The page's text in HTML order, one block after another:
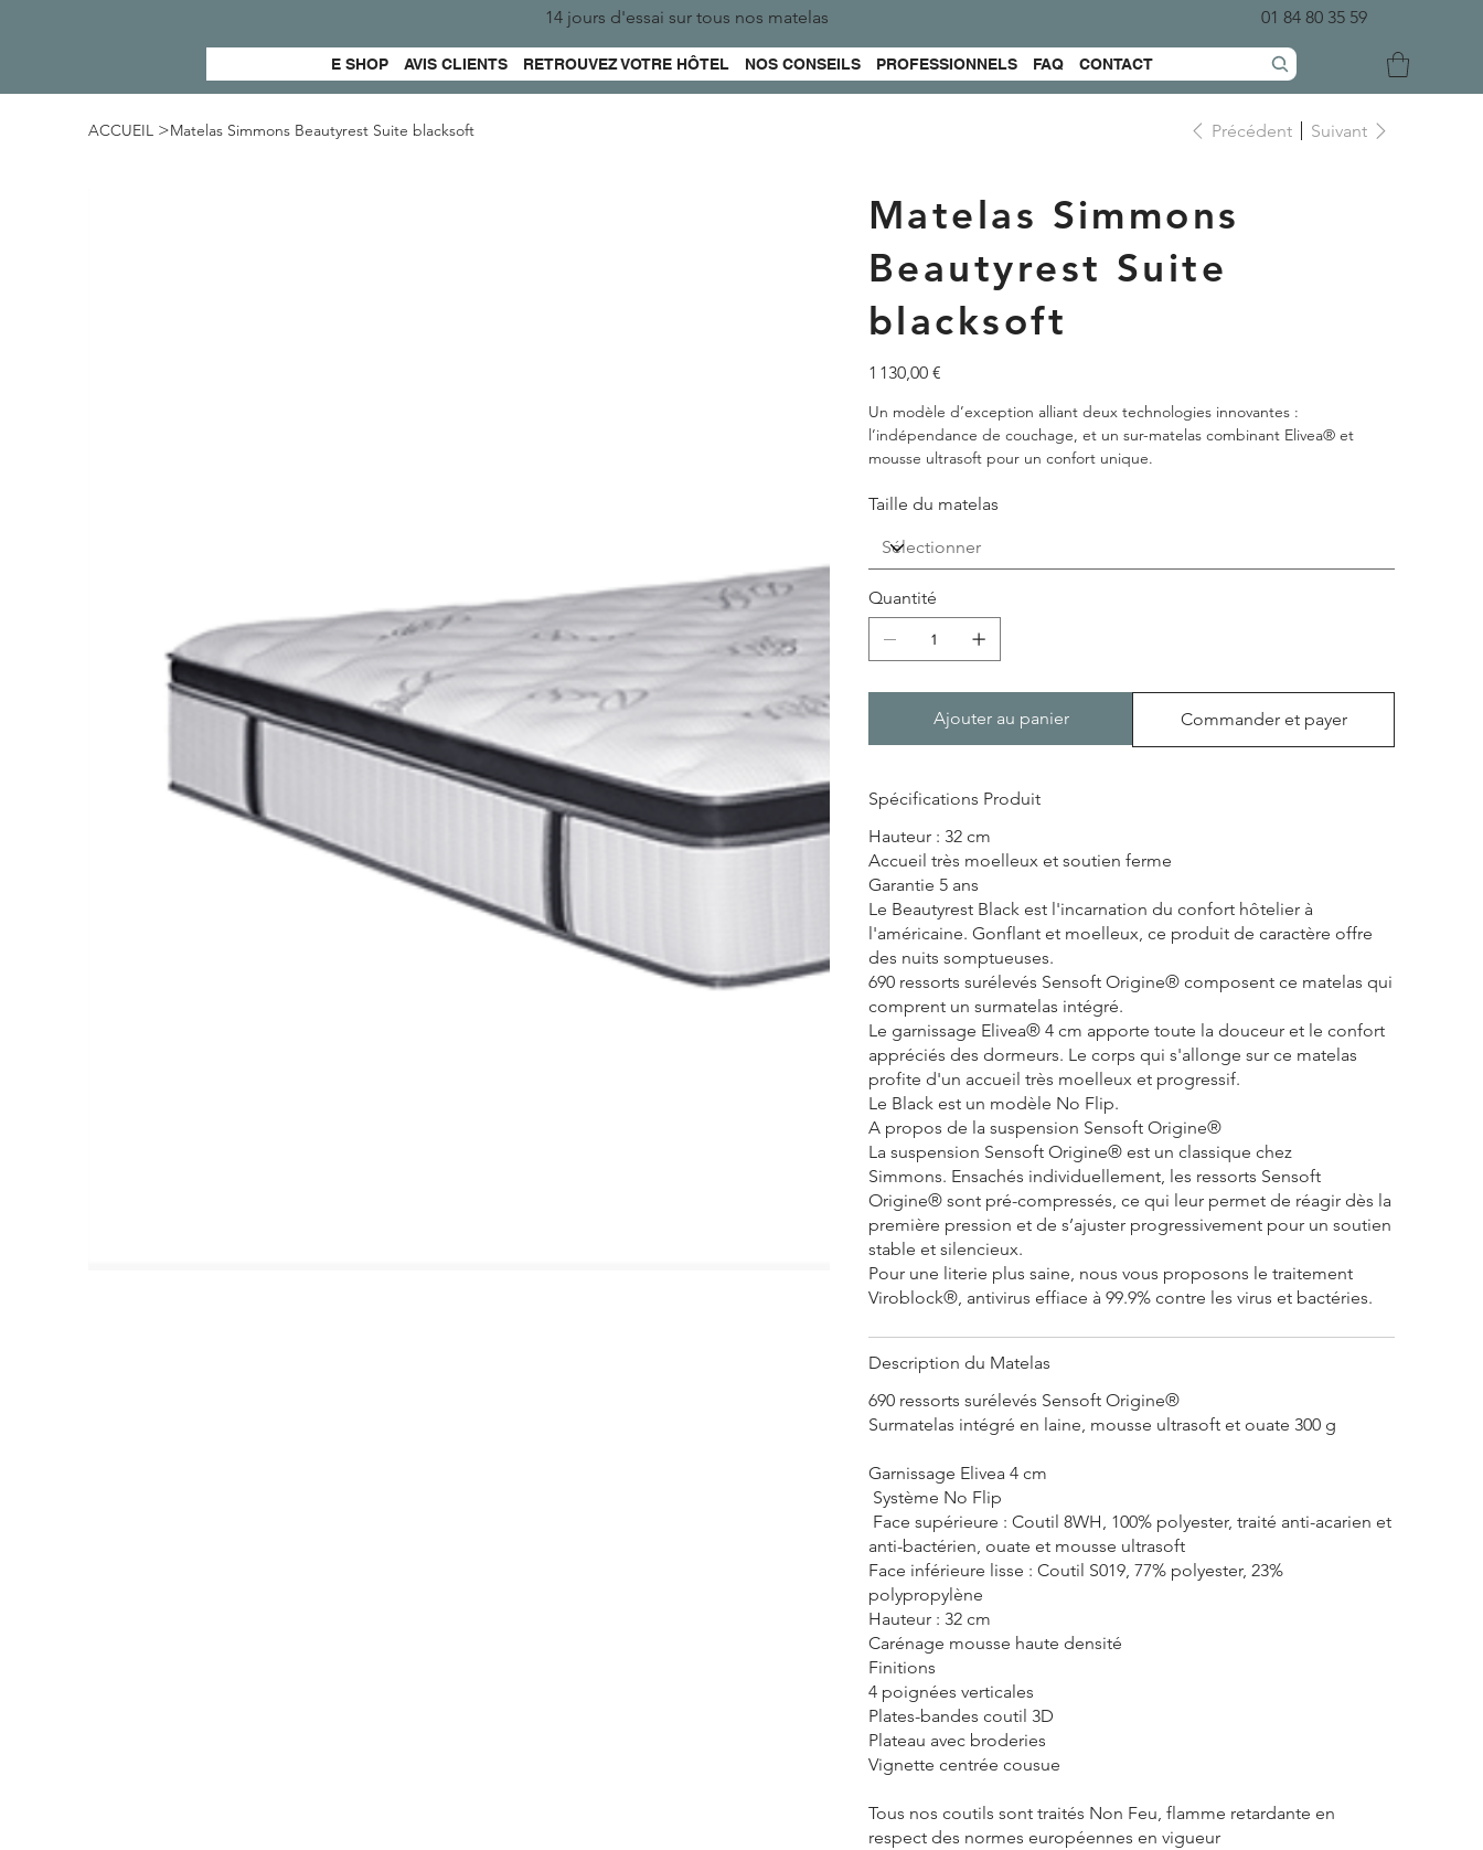
E SHOP AVIS CLIENTS RETROUVEZ VOTRE HÔTEL NOS CONSEILS PROFESSIONNELS FAQ CONTACT
14 jours d'essai sur tous nos matelas 01 84 80 35 59
ACCUEIL >Matelas Simmons Beautyrest Suite blacksoft Précédent Suivant
Matelas Simmons
Beautyrest Suite
blacksoft
Prix
1 130,00 €
Un modèle d’exception alliant deux technologies innovantes :
l’indépendance de couchage, et un sur-matelas combinant Elivea® et
mousse ultrasoft pour un confort unique.
Taille du matelas
Quantité
Ajouter au panier Commander et payer
Spécifications Produit
Hauteur : 32 cm
Accueil très moelleux et soutien ferme
Garantie 5 ans
Le Beautyrest Black est l'incarnation du confort hôtelier à
l'américaine. Gonflant et moelleux, ce produit de caractère offre
des nuits somptueuses.
690 ressorts surélevés Sensoft Origine® composent ce matelas qui
comprent un surmatelas intégré.
Le garnissage Elivea® 4 cm apporte toute la douceur et le confort
appréciés des dormeurs. Le corps qui s'allonge sur ce matelas
profite d'un accueil très moelleux et progressif.
Le Black est un modèle No Flip.
A propos de la suspension Sensoft Origine®
La suspension Sensoft Origine® est un classique chez
Simmons. Ensachés individuellement, les ressorts Sensoft
Origine® sont pré-compressés, ce qui leur permet de réagir dès la
première pression et de s’ajuster progressivement pour un soutien
stable et silencieux.
Pour une literie plus saine, nous vous proposons le traitement
Viroblock®, antivirus effiace à 99.9% contre les virus et bactéries.
Description du Matelas
690 ressorts surélevés Sensoft Origine®
Surmatelas intégré en laine, mousse ultrasoft et ouate 300 g
Garnissage Elivea 4 cm
Système No Flip
Face supérieure : Coutil 8WH, 100% polyester, traité anti-acarien et
anti-bactérien, ouate et mousse ultrasoft
Face inférieure lisse : Coutil S019, 77% polyester, 23%
polypropylène
Hauteur : 32 cm
Carénage mousse haute densité
Finitions
4 poignées verticales
Plates-bandes coutil 3D
Plateau avec broderies
Vignette centrée cousue
Tous nos coutils sont traités Non Feu, flamme retardante en
respect des normes européennes en vigueur